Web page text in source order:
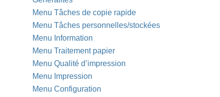
Menu Tâches de copie rapide
Menu Tâches personnelles/stockées
Menu Information
Menu Traitement papier
Menu Qualité d’impression
Menu Impression
Menu Configuration